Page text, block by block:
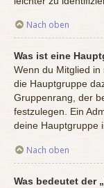
Nach oben
Was ist eine
Wenn du Mitglied
die Hauptgruppe
Gruppenrang, der
festzulegen. Ein
deine Hauptgruppe
Nach oben
Was bedeutet der